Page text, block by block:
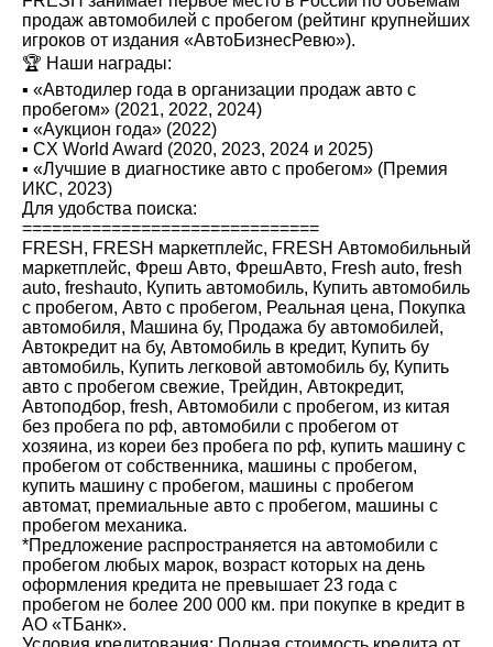
продаж автомобилей с пробегом (рейтинг крупнейших
игроков от издания «АвтоБизнесРевю»).
🏆 Наши награды:
▪️ «Автодилер года в организации продаж авто с
пробегом» (2021, 2022, 2024)
▪️ «Аукцион года» (2022)
▪️ CX World Award (2020, 2023, 2024 и 2025)
▪️ «Лучшие в диагностике авто с пробегом» (Премия
ИКС, 2023)
Для удобства поиска:
==============================
FRESН, FRESН маркетплейс, FRESН Автомобильный
маркетплейс, Фреш Авто, ФрешАвто, Fresh auto, fresh
auto, freshauto, Купить автомобиль, Купить автомобиль
с пробегом, Авто с пробегом, Реальная цена, Покупка
автомобиля, Машина бу, Продажа бу автомобилей,
Автокредит на бу, Автомобиль в кредит, Купить бу
автомобиль, Купить легковой автомобиль бу, Купить
авто с пробегом свежие, Трейдин, Автокредит,
Автоподбор, fresh, Автомобили с пробегом, из китая
без пробега по рф, автомобили с пробегом от
хозяина, из кореи без пробега по рф, купить машину с
пробегом от собственника, машины с пробегом,
купить машину с пробегом, машины с пробегом
автомат, премиальные авто с пробегом, машины с
пробегом механика.
*Предложение распространяется на автомобили с
пробегом любых марок, возраст которых на день
оформления кредита не превышает 23 года с
пробегом не более 200 000 км. при покупке в кредит в
АО «ТБанк».